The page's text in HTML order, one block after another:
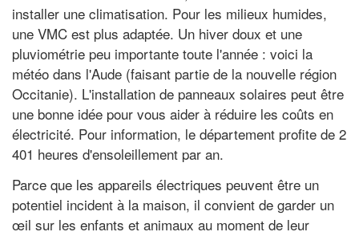
installer une climatisation. Pour les milieux humides,
une VMC est plus adaptée. Un hiver doux et une
pluviométrie peu importante toute l'année : voici la
météo dans l'Aude (faisant partie de la nouvelle région
Occitanie). L'installation de panneaux solaires peut être
une bonne idée pour vous aider à réduire les coûts en
électricité. Pour information, le département profite de 2
401 heures d'ensoleillement par an.
Parce que les appareils électriques peuvent être un
potentiel incident à la maison, il convient de garder un
œil sur les enfants et animaux au moment de leur